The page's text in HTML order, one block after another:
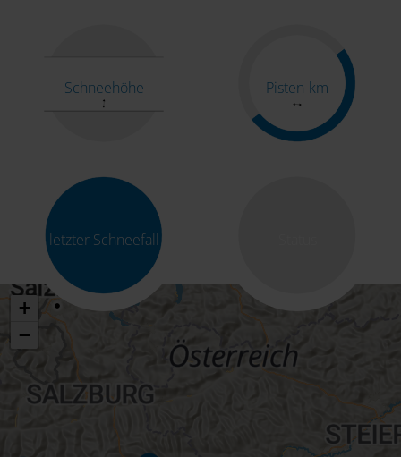
Schneehöhe Pisten-km
letzter Schneefall
+
−